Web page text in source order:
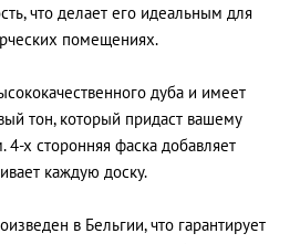
что делает его идеальным для
помещениях.
дуба и имеет
тон, который придаст вашему
х сторонняя фаска добавляет
каждую доску.
в Бельгии, что гарантирует